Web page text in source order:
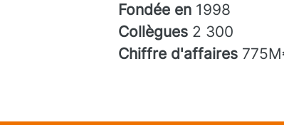
Fondée en 1998
Collègues 2 300
Chiffre d'affaires